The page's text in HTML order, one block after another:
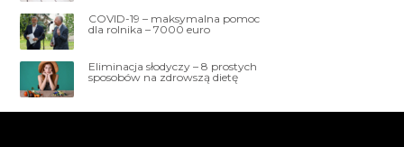
COVID-19 – maksymalna pomoc
dla rolnika – 7000 euro
Eliminacja słodyczy – 8 prostych
sposobów na zdrowszą dietę